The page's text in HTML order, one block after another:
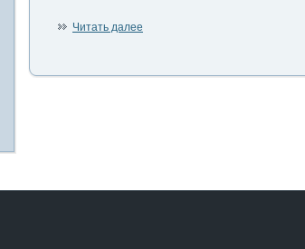
Читать далее